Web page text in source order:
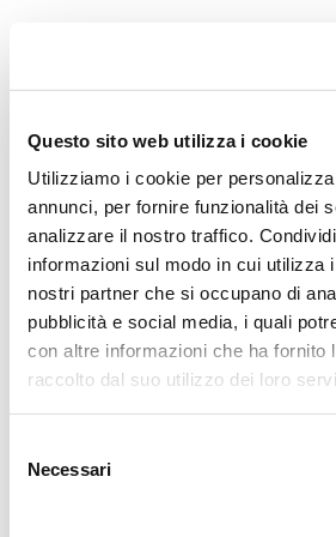
Questo sito web utilizza i cookie
Utilizziamo i cookie per
annunci, per fornire funzionalità dei
analizzare il nostro traffico.
informazioni sul modo in cui utilizza
nostri partner che si occupano di
pubblicità e social media, i quali
con altre informazioni che ha fornito
raccolto dal suo utilizzo dei loro
delNecessari
Direttore artistico
Professori D’Orchestra
La Storia
I Protagonisti
I Festival
Regolamento di Sala
Area Tecnica
Calendario
Cartellone
I Pomeriggi Musicali
Teatro Dal Verme
Biglietteria